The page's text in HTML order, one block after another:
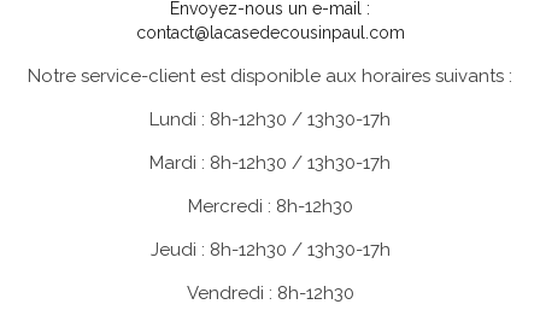
Envoyez-nous un e-mail :
contact@lacasedecousinpaul.com
Notre service-client est disponible aux horaires suivants :
Lundi : 8h-12h30 / 13h30-17h
Mardi : 8h-12h30 / 13h30-17h
Mercredi : 8h-12h30
Jeudi : 8h-12h30 / 13h30-17h
Vendredi : 8h-12h30